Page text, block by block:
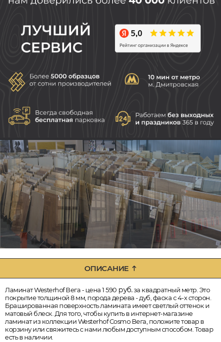
ОПИСАНИЕ
Ламинат Westerhof Вега - цена 1 590 руб.за квадратный метр. Это
покрытие толщиной 8 мм, порода дерева - дуб, фаска с 4-х сторон.
Брашированная поверхность ламината имеет светлый оттенок и
матовый блеск. Для того, чтобы купить в интернет-магазине
ламинат из коллекции Westerhof Cosmo Вега, положите товар в
корзину или свяжитесь с нами любым доступным способом. Товар
есть в наличии.